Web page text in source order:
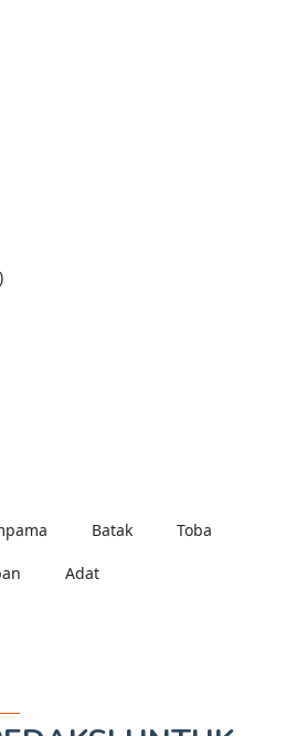
Batak Toba
Adat